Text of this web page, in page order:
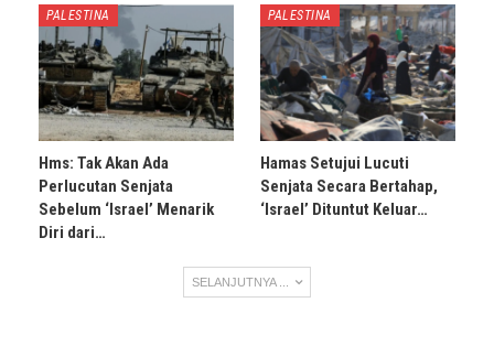
PALESTINA
Hms: Tak Akan Ada
Perlucutan Senjata
Sebelum ‘Israel’ Menarik
Diri dari…
PALESTINA
Hamas Setujui Lucuti
Senjata Secara Bertahap,
‘Israel’ Dituntut Keluar…
SELANJUTNYA ...